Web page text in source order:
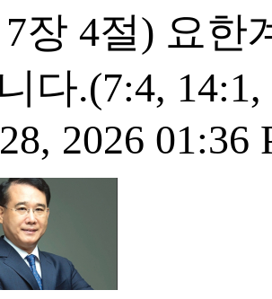
장 4절) 요한
다.(7:4,
2026 01:36